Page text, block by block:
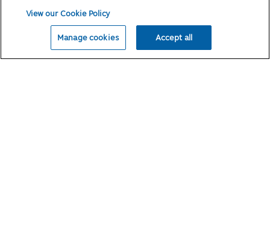
• เพื่อปกป้องผลประโยชน์ที่สำคัญของบุคคล
• เพื่อปกป้องทรัพย์สิน บริการ และสิทธิ์ตาม
กฎหมายของบริษัทจัดการ
• ในส่วนที่เชื่อมโยงกับบริการจัดส่งและบริการ
© 2026 Principal Asset Management Co.,Ltd
View our Cookie Policy
Manage cookies Accept all